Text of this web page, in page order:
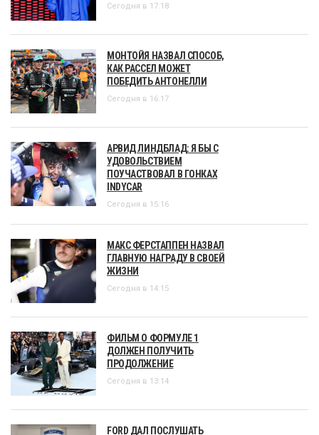
Сегодня в 17:18
МОНТОЙЯ НАЗВАЛ СПОСОБ,
КАК РАССЕЛ МОЖЕТ
ПОБЕДИТЬ АНТОНЕЛЛИ
Сегодня в 16:17
АРВИД ЛИНДБЛАД: Я БЫ С
УДОВОЛЬСТВИЕМ
ПОУЧАСТВОВАЛ В ГОНКАХ
INDYCAR
Сегодня в 15:16
МАКС ФЕРСТАППЕН НАЗВАЛ
ГЛАВНУЮ НАГРАДУ В СВОЕЙ
ЖИЗНИ
Сегодня в 14:15
ФИЛЬМ О ФОРМУЛЕ 1
ДОЛЖЕН ПОЛУЧИТЬ
ПРОДОЛЖЕНИЕ
Сегодня в 13:14
FORD ДАЛ ПОСЛУШАТЬ